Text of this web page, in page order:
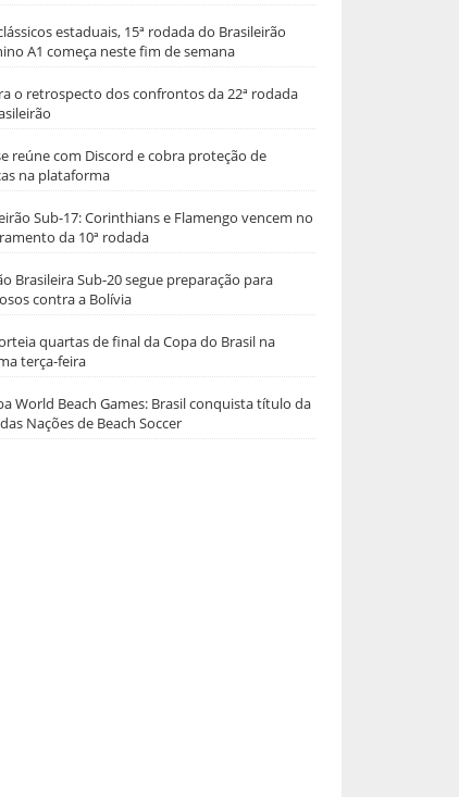
estaduais, 15ª rodada do Brasileirão
A1 começa neste fim de semana
o retrospecto dos confrontos da 22ª rodada
reúne com Discord e cobra proteção de
na plataforma
Sub-17: Corinthians e Flamengo vencem no
da 10ª rodada
Brasileira Sub-20 segue preparação para
contra a Bolívia
quartas de final da Copa do Brasil na
terça-feira
World Beach Games: Brasil conquista título da
Nações de Beach Soccer